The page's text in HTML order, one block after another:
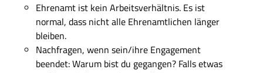
Ehrenamt ist kein Arbeitsverhältnis. Es ist
normal, dass nicht alle Ehrenamtlichen länger
bleiben.
Nachfragen, wenn sein/ihre Engagement
beendet: Warum bist du gegangen? Fallsetwas